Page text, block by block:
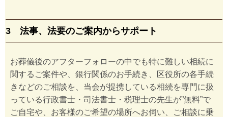
3 法事、法要のご案内からサポート
お葬儀後のアフターフォローの中でも特に難しい相続に
関するご案件や、銀行関係のお手続き、区役所の各手続
きなどのご相談を、当会が提携している相続を専門に扱
っている行政書士・司法書士・税理士の先生が”無料”で
ご自宅や、お客様のご希望の場所へお伺い、ご相談に乗